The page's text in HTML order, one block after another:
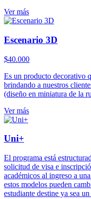
Ver más
Escenario 3D
$40.000
Es un producto decorativo
brindando a nuestros
(diseño en miniatura de la
Ver más
Uni+
El programa está
solicitud de visa e
académicos al ingreso a
estos modelos pueden
estudiante destine ya sea